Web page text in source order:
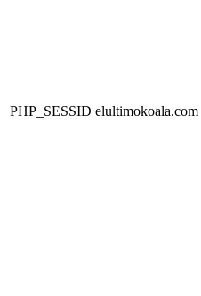
PHP_SESSID elultimokoala.com